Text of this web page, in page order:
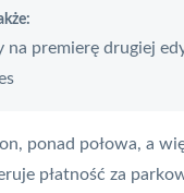
na premierę drugiej
ponad połowa, a
płatność za